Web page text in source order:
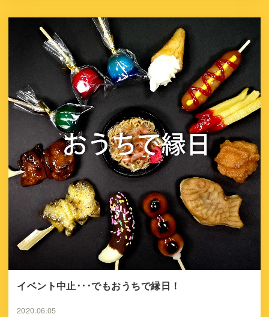
イベント中止･･･でもおうちで縁日！
2020.06.05